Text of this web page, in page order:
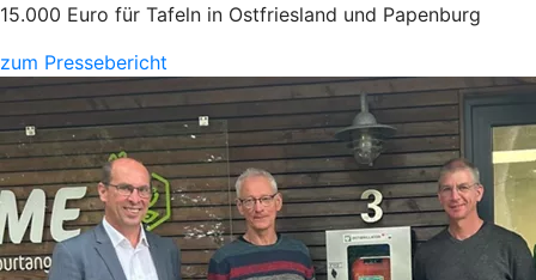
15.000 Euro für Tafeln in Ostfriesland und Papenburg
zum Pressebericht